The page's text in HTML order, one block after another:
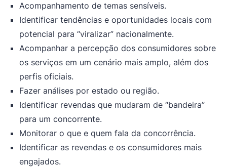
Acompanhamento de temas sensíveis.
Identificar tendências e oportunidades locais com
potencial para “viralizar” nacionalmente.
Acompanhar a percepção dos consumidores sobre
os serviços em um cenário mais amplo, além dos
perfis oficiais.
Fazer análises por estado ou região.
Identificar revendas que mudaram de “bandeira”
para um concorrente.
Monitorar o que e quem fala da concorrência.
Identificar as revendas e os consumidores mais
engajados.